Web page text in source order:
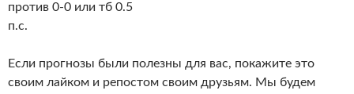
против 0-0 или тб 0.5
п.с.
Если прогнозы были полезны для вас, покажите это
своим лайком и репостом своим друзьям. Мы будем